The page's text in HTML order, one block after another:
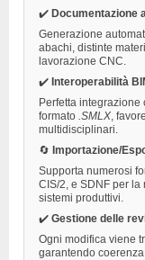
✔️ Documentazione
Generazione
abachi, distinte
lavorazione CNC.
✔️ Interoperabilità
Perfetta integrazione
formato .SMLX,
multidisciplinari.
🔄 Importazione/
Supporta numerosi
CIS/2, e SDNF per
sistemi produttivi.
✔️ Gestione delle
Ogni modifica viene
garantendo